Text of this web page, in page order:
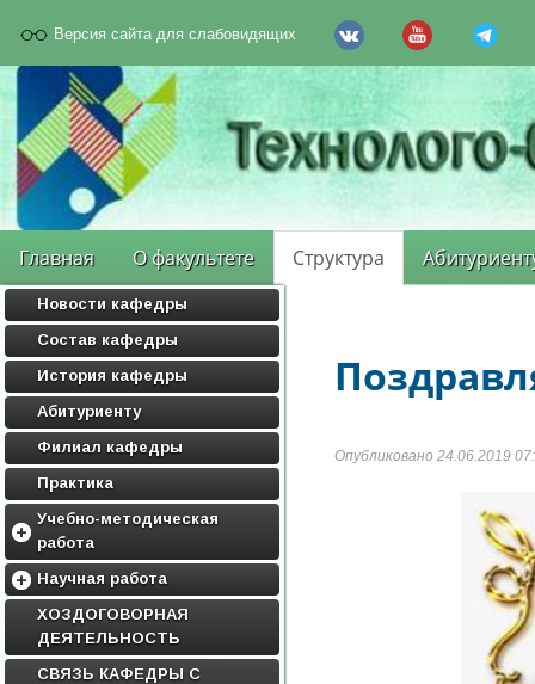
Версия сайта для слабовидящих
Главная О факультете Структура
Опубликовано 24.06.2019
Новости кафедры
Состав кафедры
История кафедры
Абитуриенту
Филиал кафедры
Практика
Учебно-методическая
работа
Дисциплины кафедры
Учебные программы
Методические материалы
Научная работа
Научно-исследовательская
работа студентов
Научная работа
ХОЗДОГОВОРНАЯ
ДЕЯТЕЛЬНОСТЬ
СВЯЗЬ КАФЕДРЫ С